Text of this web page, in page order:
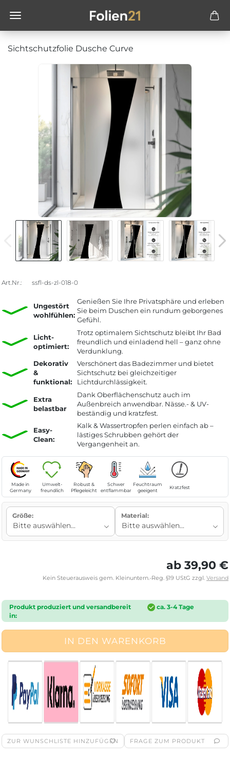
Sichtschutzfolie Dusche Curve
Art.Nr.: ssfl-ds-zl-018-0
Ungestört
wohlfühlen:
Genießen Sie Ihre Privatsphäre und erleben
Sie beim Duschen ein rundum geborgenes
Gefühl.
Licht-
optimiert:
Trotz optimalem Sichtschutz bleibt Ihr Bad
freundlich und einladend hell – ganz ohne
Verdunklung.
Dekorativ
&
funktional:
Verschönert das Badezimmer und bietet
Sichtschutz bei gleichzeitiger
Lichtdurchlässigkeit.
Extra
belastbar
Dank Oberflächenschutz auch im
Außenbreich anwendbar. Nässe.- & UV-
beständig und kratzfest.
Easy-
Clean:
Kalk & Wassertropfen perlen einfach ab –
lästiges Schrubben gehört der
Vergangenheit an.
Made in
Germany
Umwelt-
freundlich
Robust &
Pflegeleicht
Schwer
entflammbar
Feuchtraum
geeigent
Kratzfest
Größe: Material:
ab 39,90 €
Kein Steuerausweis gem. Kleinuntern.-Reg. §19 UStG zzgl. Versand
Produkt produziert und versandbereit
in:
ca. 3-4 Tage
ZUR WUNSCHLISTE HINZUFÜGEN FRAGE ZUM PRODUKT